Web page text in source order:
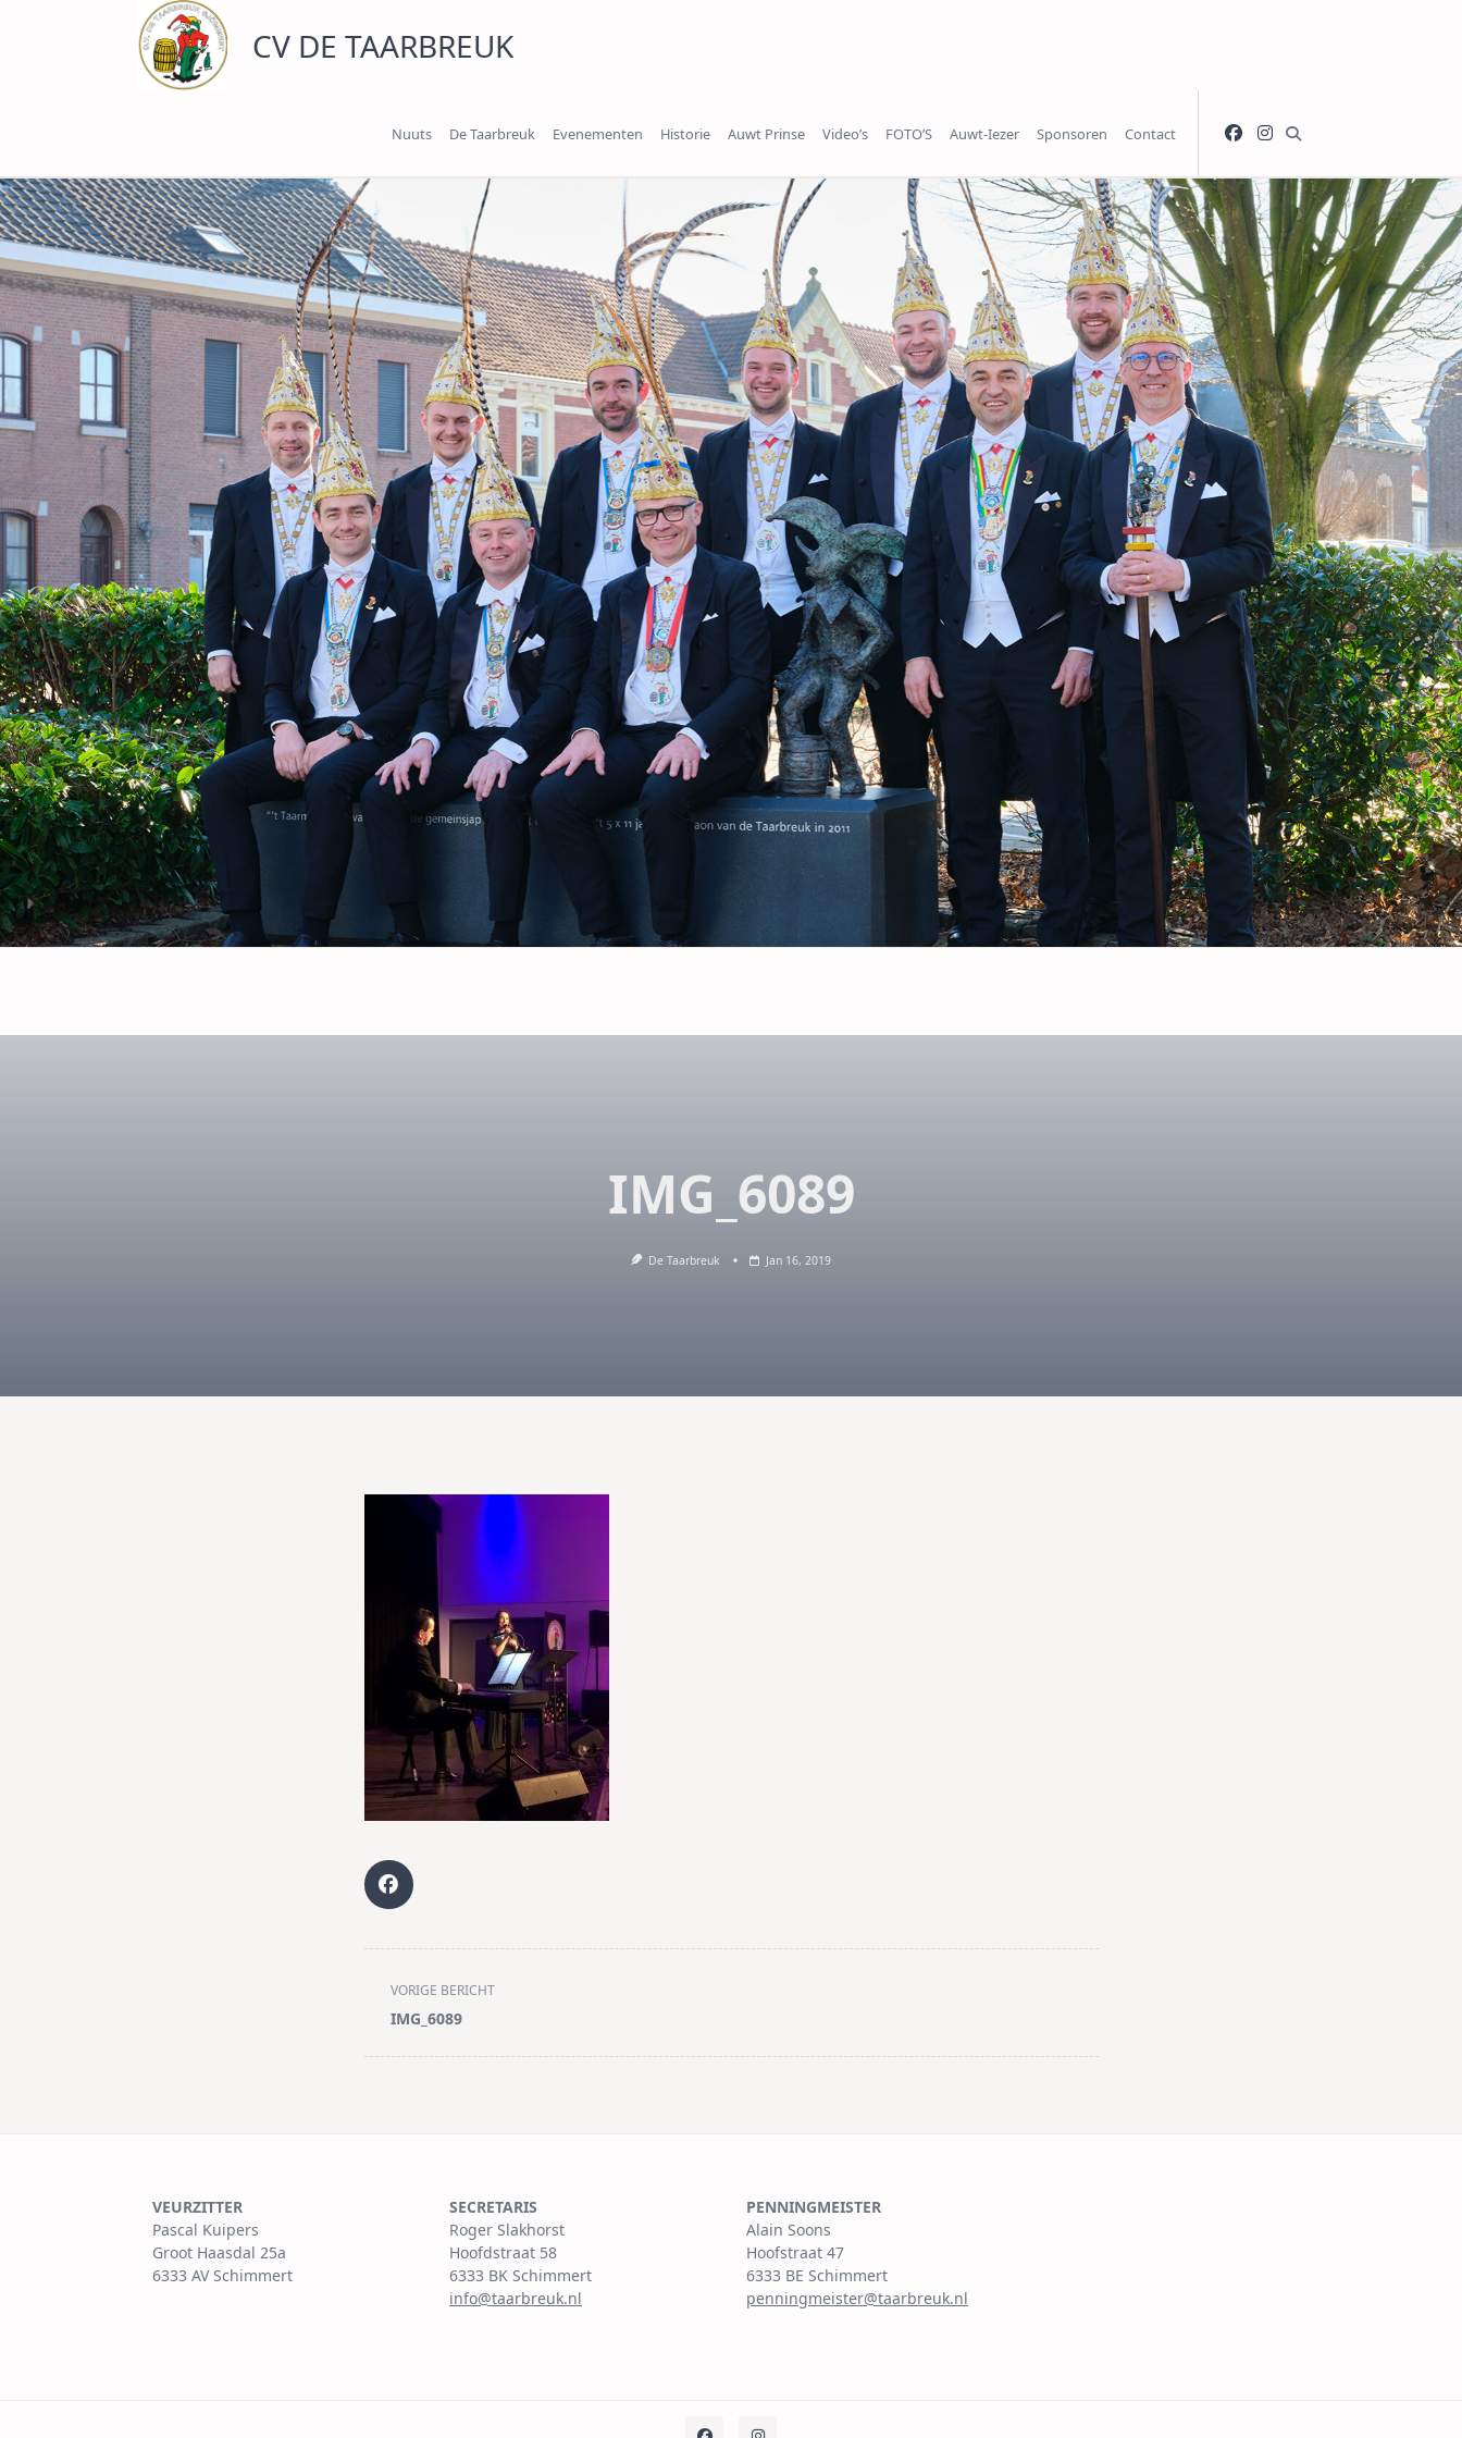
CV DE TAARBREUK
Nuuts De Taarbreuk Evenementen Historie Auwt Prinse Video’s FOTO’S Auwt-Iezer Sponsoren Contact
IMG_6089
De Taarbreuk Jan 16, 2019
<span
class="nav-
VORIGE BERICHT
IMG_6089
VEURZITTER
Pascal Kuipers
Groot Haasdal 25a
6333 AV Schimmert
SECRETARIS
Roger Slakhorst
Hoofdstraat 58
6333 BK Schimmert
info@taarbreuk.nl
PENNINGMEISTER
Alain Soons
Hoofstraat 47
6333 BE Schimmert
penningmeister@taarbreuk.nl